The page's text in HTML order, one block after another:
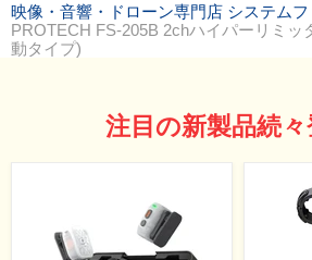
映像・音響・ドローン専門店 システム
PROTECH FS-205B 2chハイパーリミッ
動タイプ)
注目の新製品続々